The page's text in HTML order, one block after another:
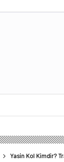
Yasin Kol Kimdir?